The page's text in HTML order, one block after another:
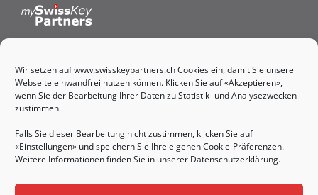
Wir setzen auf www.swisskeypartners.ch Cookies ein, damit Sie unsere
Webseite einwandfrei nutzen können. Klicken Sie auf «Akzeptieren»,
wenn Sie der Bearbeitung Ihrer Daten zu Statistik- und Analysezwecken
zustimmen.
Falls Sie dieser Bearbeitung nicht zustimmen, klicken Sie auf
«Einstellungen» und speichern Sie Ihre eigenen Cookie-Präferenzen.
Weitere Informationen finden Sie in unserer Datenschutzerklärung.
Déclaration de confidentialité
Sitemap
CGV